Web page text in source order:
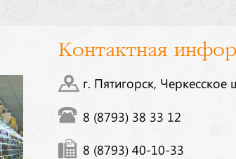
Контактная
г. Пятигорск, Черкесское
8 (8793) 38 33 12
8 (8793) 40-10-33